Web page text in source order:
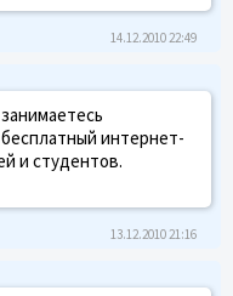
14.12.2010 22:49
интернет-
и студентов.
13.12.2010 21:16